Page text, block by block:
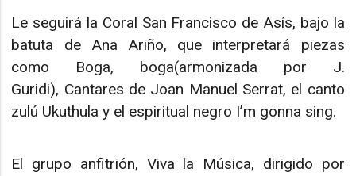
Le seguirá la Coral San Francisco de Asís, bajo la
batuta de Ana Ariño, que interpretará piezas
como Boga, boga(armonizada por J.
Guridi), Cantares de Joan Manuel Serrat, el canto
zulú Ukuthula y el espiritual negro I’m gonna sing.
El grupo anfitrión, Viva la Música, dirigido por